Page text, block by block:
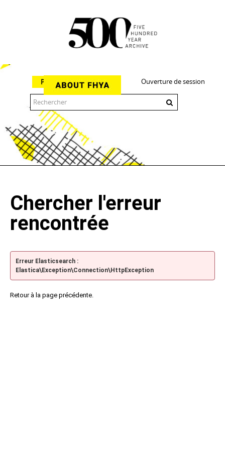
Ouverture de session
Parcourir
Chercher l'erreur
rencontrée
Erreur Elasticsearch :
Elastica\Exception\Connection\HttpException
Retour à la page précédente.